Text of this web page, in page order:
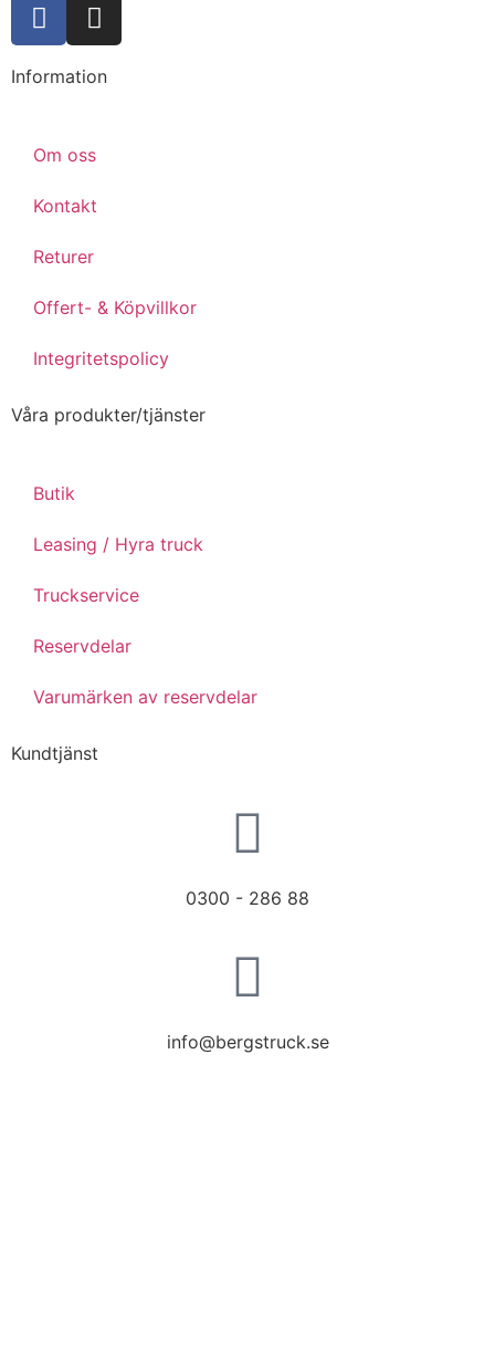
Information
Om oss
Kontakt
Returer
Offert- & Köpvillkor
Integritetspolicy
Våra produkter/tjänster
Butik
Leasing / Hyra truck
Truckservice
Reservdelar
Varumärken av reservdelar
Kundtjänst
0300 - 286 88
info@bergstruck.se